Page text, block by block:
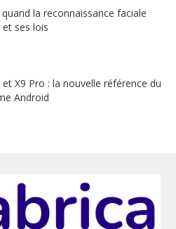
la reconnaissance faciale
et ses lois
X9 Pro : la nouvelle référence du
Android